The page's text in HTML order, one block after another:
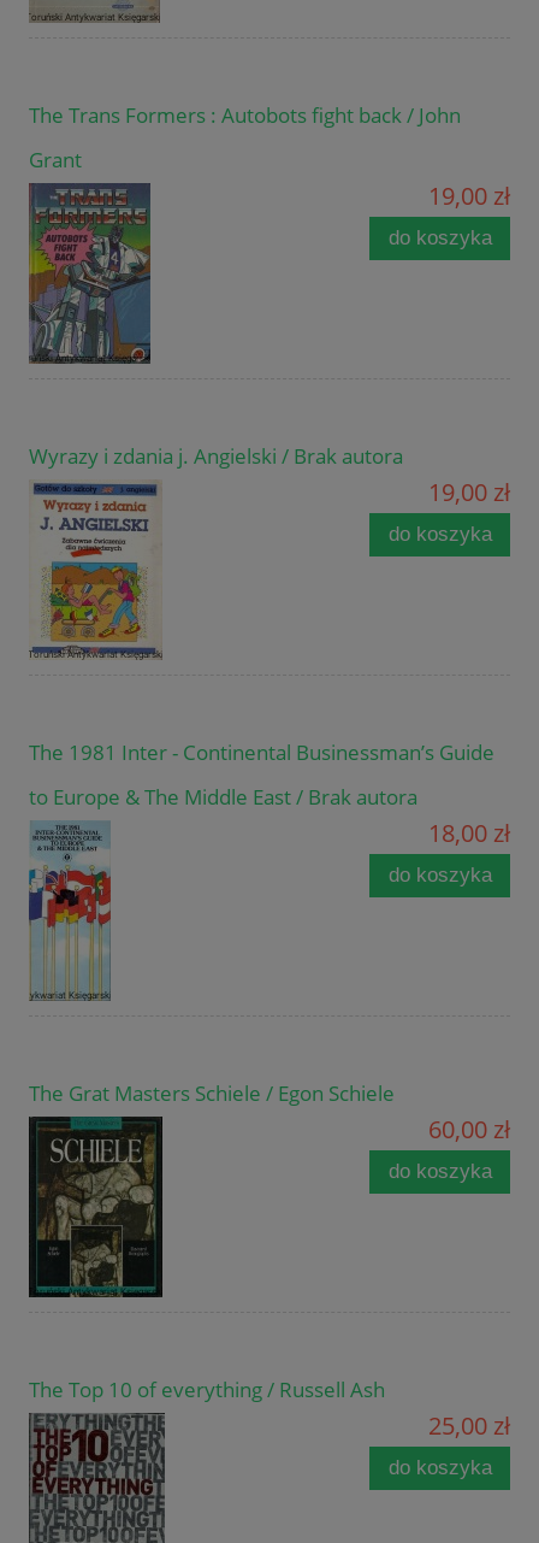
The Trans Formers : Autobots fight back / John
Grant
19,00 zł
do koszyka
Wyrazy i zdania j. Angielski / Brak autora
19,00 zł
do koszyka
The 1981 Inter - Continental Businessman’s Guide
to Europe & The Middle East / Brak autora
18,00 zł
do koszyka
The Grat Masters Schiele / Egon Schiele
60,00 zł
do koszyka
The Top 10 of everything / Russell Ash
25,00 zł
do koszyka